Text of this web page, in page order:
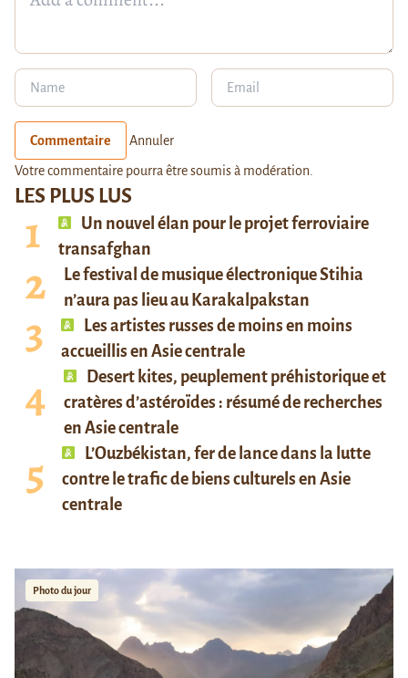
LES PLUS LUS
Un nouvel élan pour le projet ferroviaire
transafghan
Le festival de musique électronique Stihia
n’aura pas lieu au Karakalpakstan
Les artistes russes de moins en moins
accueillis en Asie centrale
Desert kites, peuplement préhistorique et
cratères d’astéroïdes : résumé de recherches
en Asie centrale
L’Ouzbékistan, fer de lance dans la lutte
contre le trafic de biens culturels en Asie
centrale
Photo du jour
Commentaire Annuler
Votre commentaire pourra être soumis à modération.